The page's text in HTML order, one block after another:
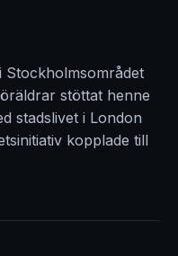
Stockholmsområdet
stöttat henne
stadslivet i London
kopplade till